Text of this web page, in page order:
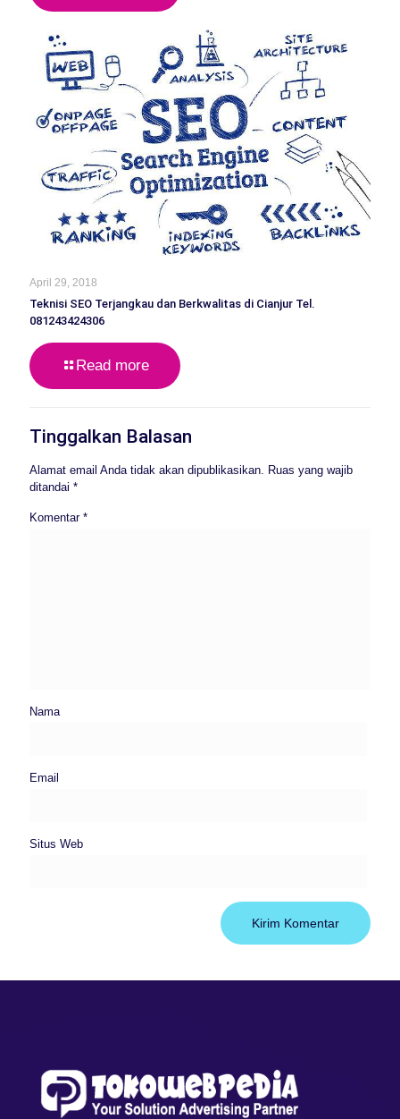
April 29, 2018
Teknisi SEO Terjangkau dan Berkwalitas di Cianjur Tel.
081243424306
Read more
Tinggalkan Balasan
Alamat email Anda tidak akan dipublikasikan. Ruas yang wajib
ditandai *
Komentar *
Nama
Email
Situs Web